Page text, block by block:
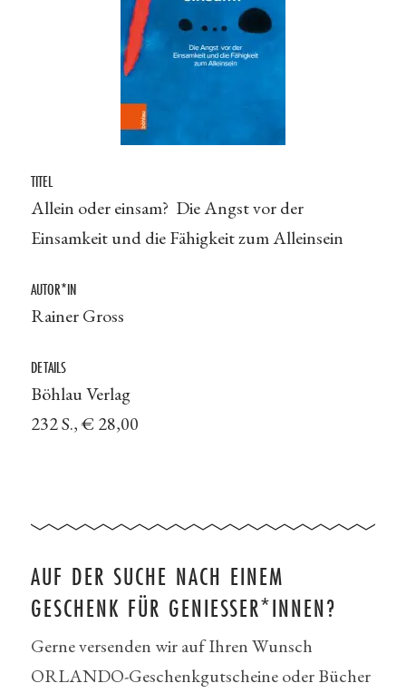
TITEL
Allein oder einsam? Die Angst vor der
Einsamkeit und die Fähigkeit zum Alleinsein
AUTOR*IN
Rainer Gross
DETAILS
Böhlau Verlag
232 S., € 28,00
AUF DER SUCHE NACH EINEM
GESCHENK FÜR GENIESSER*INNEN?
Gerne versenden wir auf Ihren Wunsch
ORLANDO-Geschenkgutscheine oder Bücher